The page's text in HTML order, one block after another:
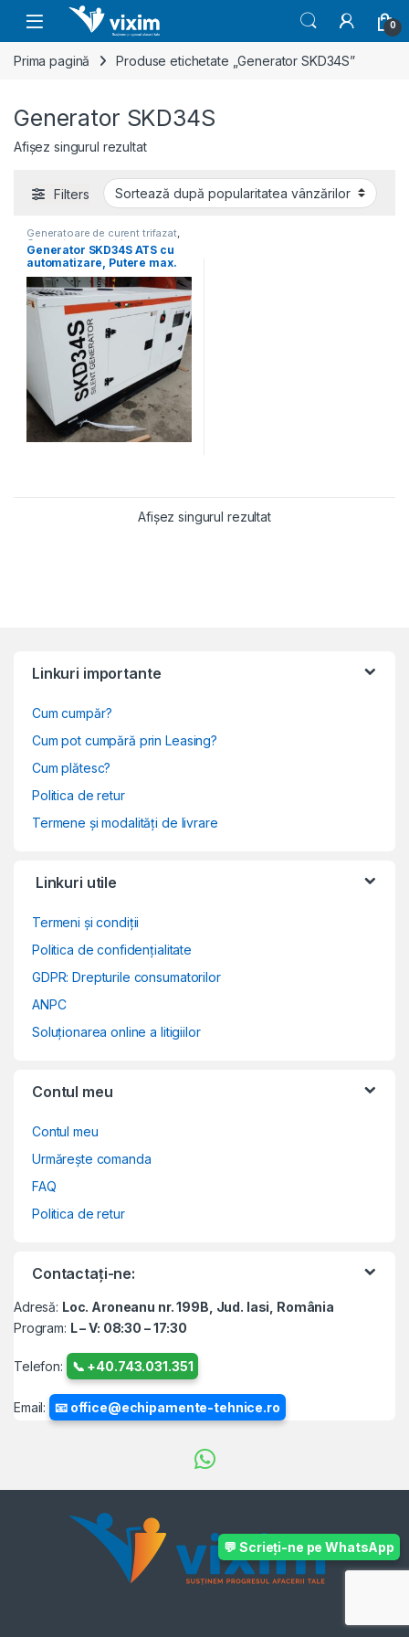
Skip to navigation
Skip to content
0
Prima pagină Produse etichetate „Generator SKD34S”
Generator SKD34S
Afișez singurul rezultat
Filters
Generatoare de curent trifazat,
Generatoare electrice
Generator SKD34S ATS cu
automatizare, Putere max.
34 kVA, 400V, AVR, motor
Diesel
Afișez singurul rezultat
💬 Scrieți-ne pe WhatsApp
Linkuri importante
Cum cumpăr?
Cum pot cumpără prin Leasing?
Cum plătesc?
Politica de retur
Termene și modalități de livrare
Linkuri utile
Termeni și condiții
Politica de confidențialitate
GDPR: Drepturile consumatorilor
ANPC
Soluționarea online a litigiilor
Contul meu
Contul meu
Urmărește comanda
FAQ
Politica de retur
Contactați-ne:
Adresă: Loc. Aroneanu nr. 199B, Jud. Iasi, România
Program: L – V: 08:30 – 17:30
Telefon: 📞 +40.743.031.351
Email: 📧 office@echipamente-tehnice.ro